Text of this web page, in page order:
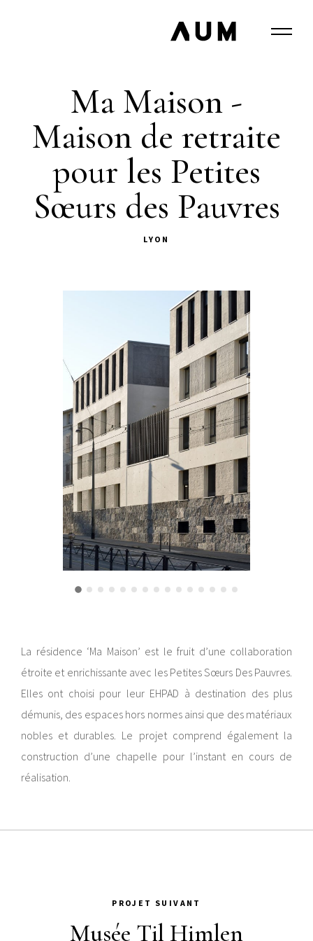
Ma Maison -
Maison de retraite
pour les Petites
Sœurs des Pauvres
LYON
La résidence ‘Ma Maison’ est le fruit d’une collaboration
étroite et enrichissante avec les Petites Sœurs Des Pauvres.
Elles ont choisi pour leur EHPAD à destination des plus
démunis, des espaces hors normes ainsi que des matériaux
nobles et durables. Le projet comprend également la
construction d’une chapelle pour l’instant en cours de
réalisation.
PROJET SUIVANT
Musée Til Himlen